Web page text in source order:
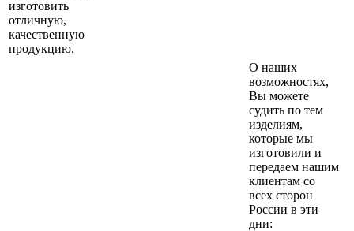
изготовить
отличную,
качественную
продукцию.
О наших
возможностях,
Вы можете
судить по тем
изделиям,
которые мы
изготовили и
передаем нашим
клиентам со
всех сторон
России в эти
дни: